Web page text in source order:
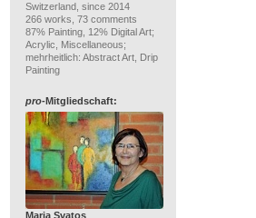
Switzerland, since 2014
266 works, 73 comments
87% Painting, 12% Digital Art;
Acrylic, Miscellaneous;
mehrheitlich: Abstract Art, Drip
Painting
pro-Mitgliedschaft:
Maria Svatos